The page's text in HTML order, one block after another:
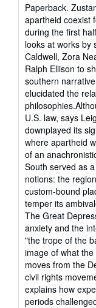
Paperback.
apartheid coexist
during the first
looks at works by
Caldwell, Zora
Ralph Ellison to
southern
elucidated the
U.S. law, says
downplayed its
where apartheid
of an
South served as
notions: the
custom-bound
temper its
The Great
anxiety and the
"the trope of the
image of what
moves from the
civil rights
explains how
periods